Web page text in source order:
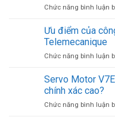
Chức năng bình luận
Ưu điểm của
Telemecanique
Chức năng bình luận
Servo Motor
chính xác cao?
Chức năng bình luận